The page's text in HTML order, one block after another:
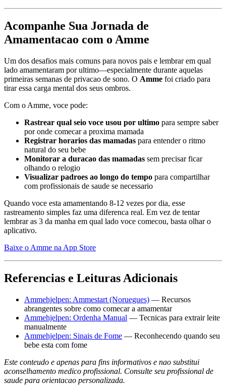
Acompanhe Sua Jornada de
Amamentacao com o Amme
Um dos desafios mais comuns para novos pais e lembrar em qual
lado amamentaram por ultimo—especialmente durante aquelas
primeiras semanas de privacao de sono. O Amme foi criado para
tirar essa carga mental dos seus ombros.
Com o Amme, voce pode:
Rastrear qual seio voce usou por ultimo para sempre saber
por onde comecar a proxima mamada
Registrar horarios das mamadas para entender o ritmo
natural do seu bebe
Monitorar a duracao das mamadas sem precisar ficar
olhando o relogio
Visualizar padroes ao longo do tempo para compartilhar
com profissionais de saude se necessario
Quando voce esta amamentando 8-12 vezes por dia, esse
rastreamento simples faz uma diferenca real. Em vez de tentar
lembrar as 3 da manha em qual lado voce comecou, basta olhar o
aplicativo.
Baixe o Amme na App Store
Referencias e Leituras Adicionais
Ammehjelpen: Ammestart (Noruegues) — Recursos
abrangentes sobre como comecar a amamentar
Ammehjelpen: Ordenha Manual — Tecnicas para extrair leite
manualmente
Ammehjelpen: Sinais de Fome — Reconhecendo quando seu
bebe esta com fome
Este conteudo e apenas para fins informativos e nao substitui
aconselhamento medico profissional. Consulte seu profissional de
saude para orientacao personalizada.